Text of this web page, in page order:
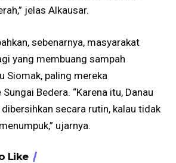
jelas Alkausar.
sebenarnya, masyarakat
yang membuang sampah
Siomak, paling mereka
Bedera. “Karena itu, Danau
secara rutin, kalau tidak
ujarnya.
Like